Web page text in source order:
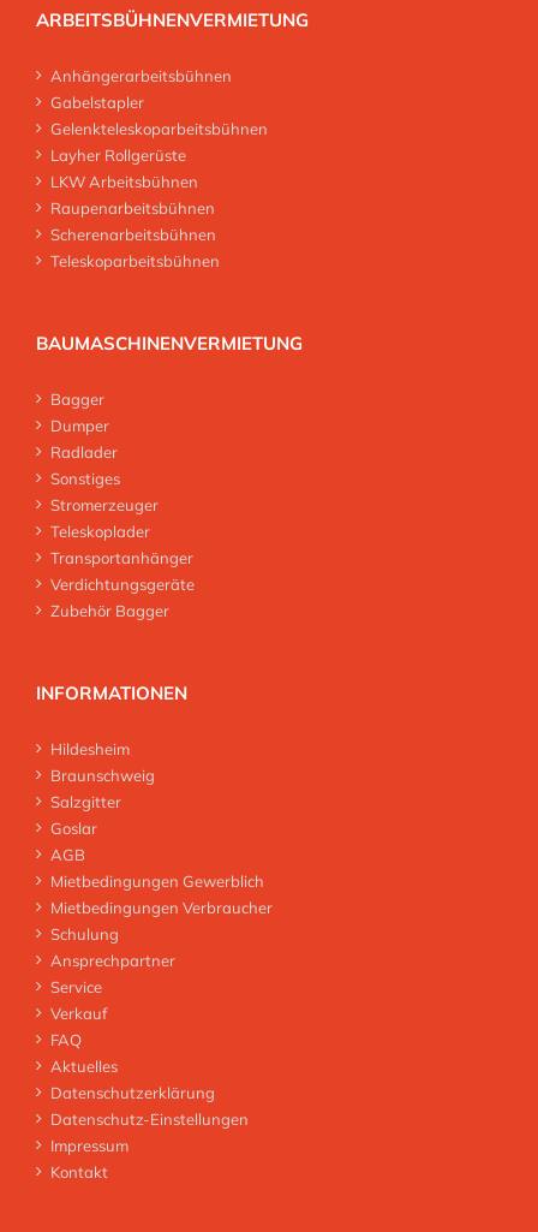
ARBEITSBÜHNENVERMIETUNG
Anhängerarbeitsbühnen
Gabelstapler
Gelenkteleskoparbeitsbühnen
Layher Rollgerüste
LKW Arbeitsbühnen
Raupenarbeitsbühnen
Scherenarbeitsbühnen
Teleskoparbeitsbühnen
BAUMASCHINENVERMIETUNG
Bagger
Dumper
Radlader
Sonstiges
Stromerzeuger
Teleskoplader
Transportanhänger
Verdichtungsgeräte
Zubehör Bagger
INFORMATIONEN
Hildesheim
Braunschweig
Salzgitter
Goslar
AGB
Mietbedingungen Gewerblich
Mietbedingungen Verbraucher
Schulung
Ansprechpartner
Service
Verkauf
FAQ
Aktuelles
Datenschutzerklärung
Datenschutz-Einstellungen
Impressum
Kontakt